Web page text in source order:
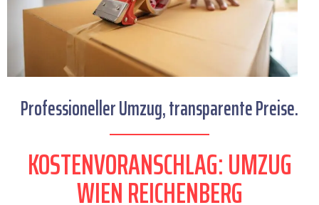
Professioneller Umzug, transparente Preise.
KOSTENVORANSCHLAG: UMZUG
WIEN REICHENBERG